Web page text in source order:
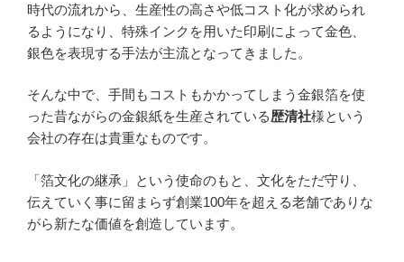
時代の流れから、生産性の高さや低コスト化が求められ
るようになり、特殊インクを用いた印刷によって金色、
銀色を表現する手法が主流となってきました。
そんな中で、手間もコストもかかってしまう金銀箔を使
った昔ながらの金銀紙を生産されている歴清社様という
会社の存在は貴重なものです。
「箔文化の継承」という使命のもと、文化をただ守り、
伝えていく事に留まらず創業100年を超える老舗でありな
がら新たな価値を創造しています。